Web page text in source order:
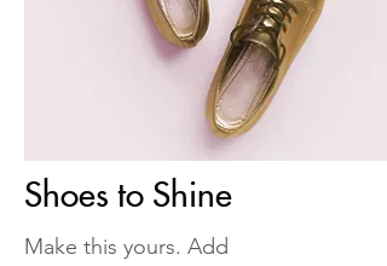
Shoes to Shine
Make this yours. Add